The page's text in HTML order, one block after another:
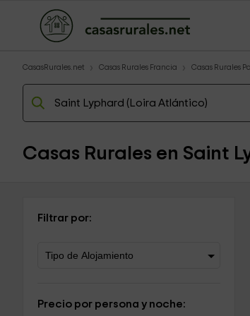
CasasRurales.net Casas Rurales Francia Casas Rurales
Casas Rurales en Saint
Filtrar por:
Precio por persona y noche: